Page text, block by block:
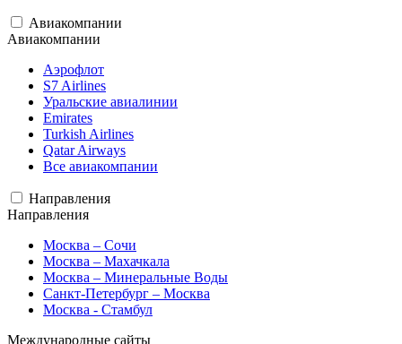
Авиакомпании
Авиакомпании
Аэрофлот
S7 Airlines
Уральские авиалинии
Emirates
Turkish Airlines
Qatar Airways
Все авиакомпании
Направления
Направления
Москва – Сочи
Москва – Махачкала
Москва – Минеральные Воды
Санкт-Петербург – Москва
Москва - Стамбул
Международные сайты